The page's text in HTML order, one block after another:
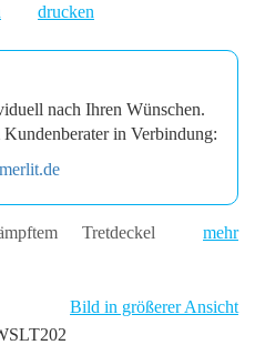
drucken
nach Ihren Wünschen.
in Verbindung:
Tretdeckel
mehr
Bild in größerer Ansicht